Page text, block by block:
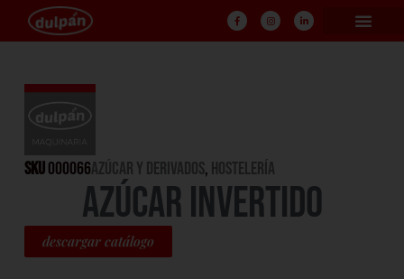
SKU000066Azúcar y Derivados, HOSTELERÍA
AZÚCAR INVERTIDO
descargar catálogo